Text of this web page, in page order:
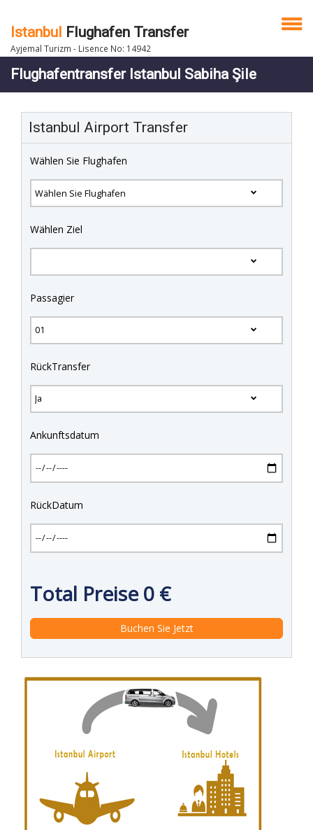
Istanbul Flughafen Transfer
Ayjemal Turizm - Lisence No: 14942
Flughafentransfer Istanbul Sabiha Şile
Istanbul Airport Transfer
Wählen Sie Flughafen
Wählen Ziel
Passagier
RückTransfer
Ankunftsdatum
RückDatum
Total Preise0 €